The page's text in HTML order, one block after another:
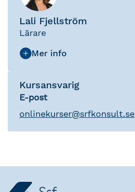
Lali Fjellström
Lärare
Kursansvarig
E-post
onlinekurser@srfkonsult.se